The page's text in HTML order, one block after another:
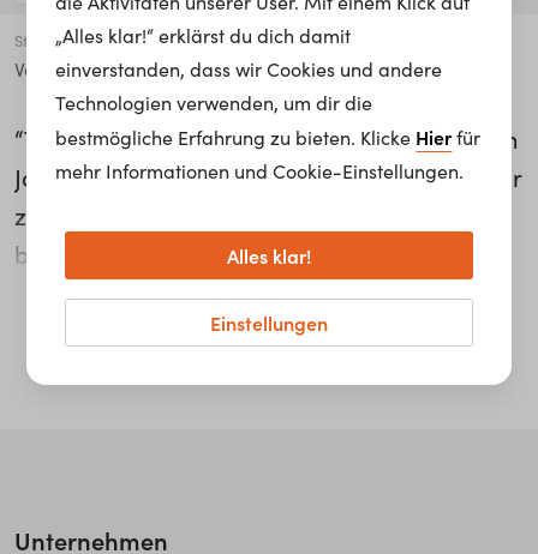
Stadt
Vösendorf
“Toll ist, wenn ich Kunden berate und sie dann
Jahr für Jahr mit Fotos wiederkommen und mir
zeigen, wie die Pflanzen weiterwachsen.” Bei
bellaflora ist Andrea Bärnthaler für den
Bereich Baumschule verantwortlich.
Angefangen bei der Bestellung und
Präsentation der Waren, über die Beratung
weiterlesen...
Unternehmen
„Alles klar!“ erklärst du dich damit
einverstanden, dass wir Cookies und andere
Technologien verwenden, um dir die
bestmögliche Erfahrung zu bieten. Klicke Hierfür
mehr Informationen und Cookie-Einstellungen.
Einstellungen
Alles klar!